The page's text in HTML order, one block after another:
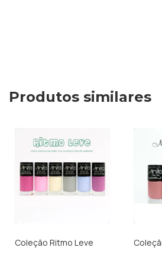
Produtos similares
Coleção Ritmo Leve